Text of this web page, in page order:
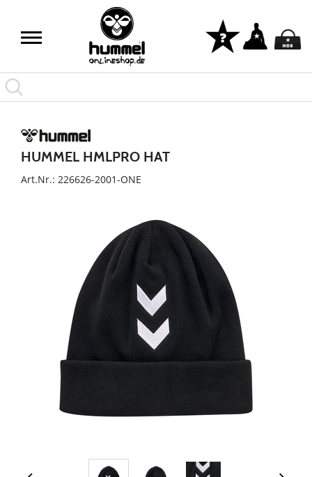
HUMMEL HMLPRO HAT
Art.Nr.: 226626-2001-ONE